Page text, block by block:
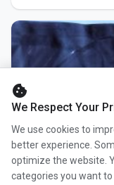
cookie
We Respect Your
We use cookies to
better experience.
optimize the website.
categories you want